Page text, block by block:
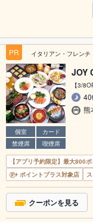
PR イタリアン・フレンチ
個室
カード
禁煙席
喫煙席
JOY
【3/
熊
【アプリ予約限定】最大800
ポイントプラス対象店
クーポンを見る